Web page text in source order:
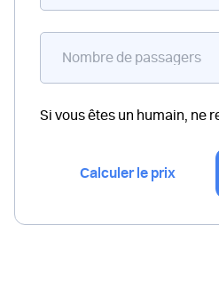
Si vous êtes un humain, ne
Calculer le prix